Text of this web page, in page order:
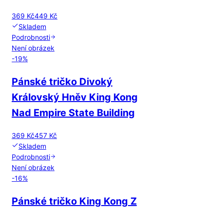
369 Kč449 Kč
Skladem
Podrobnosti
Není obrázek
-19%
Pánské tričko Divoký
Královský Hněv King Kong
Nad Empire State Building
369 Kč457 Kč
Skladem
Podrobnosti
Není obrázek
-16%
Pánské tričko King Kong Z